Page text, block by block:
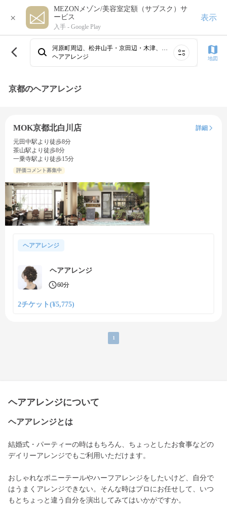
×
MEZONメゾン/美容室定額（サブスク）サ
ービス
入手 - Google Play
表示
ヘアアレンジ
地図
京都のヘアアレンジ
MOK京都北白川店
詳細
元田中駅より徒歩8分
茶山駅より徒歩8分
一乗寺駅より徒歩15分
評価コメント募集中
ヘアアレンジ
ヘアアレンジ
60分
2チケット(¥5,775)
1
ヘアアレンジについて
ヘアアレンジとは
結婚式・パーティーの時はもちろん、ちょっとしたお食事などの
デイリーアレンジでもご利用いただけます。
おしゃれなポニーテールやハーフアレンジをしたいけど、自分で
はうまくアレンジできない。そんな時はプロにお任せして、いつ
もとちょっと違う自分を演出してみてはいかがですか。